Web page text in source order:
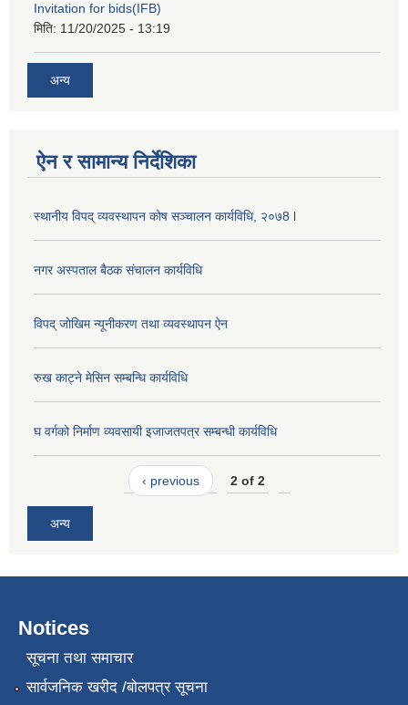
Invitation for bids(IFB)
मिति: 11/20/2025 - 13:19
अन्य
ऐन र सामान्य निर्देशिका
स्थानीय विपद् व्यवस्थापन कोष सञ्चालन कार्यविधि, २०७8 l
नगर अस्पताल बैठक संचालन कार्यविधि
विपद् जोखिम न्यूनीकरण तथा व्यवस्थापन ऐन
रुख काट्ने मेसिन सम्बन्धि कार्यविधि
घ वर्गको निर्माण व्यवसायी इजाजतपत्र सम्बन्धी कार्यविधि
‹ previous 2 of 2
अन्य
Notices
सूचना तथा समाचार
सार्वजनिक खरीद /बोलपत्र सूचना